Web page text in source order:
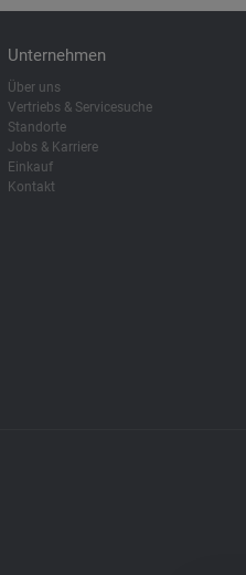
Unternehmen
Über uns
Vertriebs & Servicesuche
Standorte
Jobs & Karriere
Einkauf
Kontakt